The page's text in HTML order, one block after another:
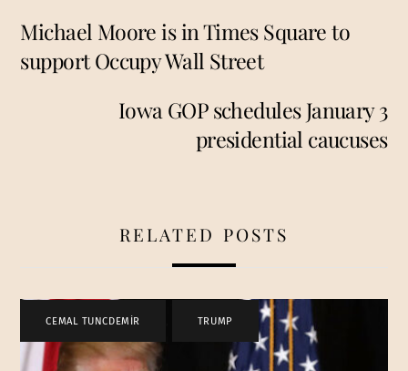
Michael Moore is in Times Square to
support Occupy Wall Street
Iowa GOP schedules January 3
presidential caucuses
RELATED POSTS
CEMAL TUNCDEMİR TRUMP